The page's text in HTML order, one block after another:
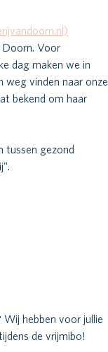
Doorn. Voor
dag maken we in
weg vinden naar onze
bekend om haar
tussen gezond
hebben voor jullie
de vrijmibo!